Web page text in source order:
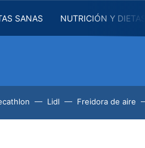
SANAS NUTRICIÓN Y
Lidl Freidora de aire